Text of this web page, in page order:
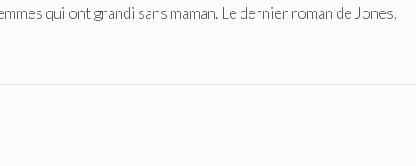
qui ont grandi sans maman. Le dernier roman de Jones,